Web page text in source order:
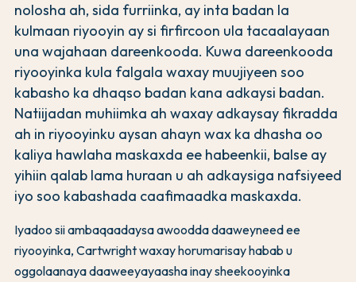
nolosha ah, sida furriinka, ay inta badan la
kulmaan riyooyin ay si firfircoon ula tacaalayaan
una wajahaan dareenkooda. Kuwa dareenkooda
riyooyinka kula falgala waxay muujiyeen soo
kabasho ka dhaqso badan kana adkaysi badan.
Natiijadan muhiimka ah waxay adkaysay fikradda
ah in riyooyinku aysan ahayn wax ka dhasha oo
kaliya hawlaha maskaxda ee habeenkii, balse ay
yihiin qalab lama huraan u ah adkaysiga nafsiyeed
iyo soo kabashada caafimaadka maskaxda.
Iyadoo sii ambaqaadaysa awoodda daaweyneed ee
riyooyinka, Cartwright waxay horumarisay habab u
oggolaanaya daaweeyayaasha inay sheekooyinka